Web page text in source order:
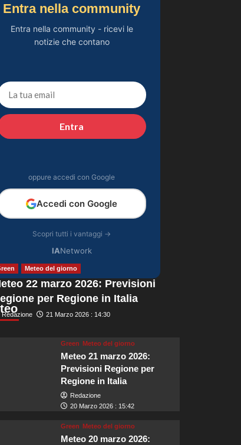
Elisabetta Gregoraci
incontra la sorella in
Costa Smeralda:
momenti da ricordare
di Harriet Phillips:
l’eleganza estiva che
non dimenticherò
mai.
Danilo D’Angelo:
Entra nella community
Entra nella community - ricevi le
notizie che contano
Entra
oppure accedi con Google
Accedi con Google
Scopri tutti i vantaggi →
IANetwork
Meteo del giorno
22 marzo 2026: Previsioni
per Regione in Italia
Redazione 21 Marzo 2026 : 14:30
Green Meteo del giorno
Meteo 21 marzo 2026:
Previsioni Regione per
Regione in Italia
Redazione
20 Marzo 2026 : 15:42
Green Meteo del giorno
Meteo 20 marzo 2026: